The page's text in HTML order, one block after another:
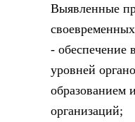
Выявленные
- обеспечение
уровней
образованием
организаций;